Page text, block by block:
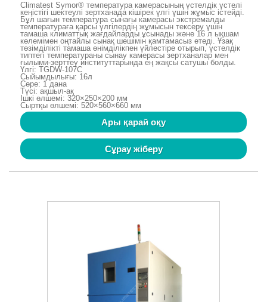
Climatest Symor® температура камерасының үстелдік үстелі
кеңістігі шектеулі зертханада кішірек үлгі үшін жұмыс істейді.
Бұл шағын температура сынағы камерасы экстремалды
температураға қарсы үлгілердің жұмысын тексеру үшін
тамаша климаттық жағдайларды ұсынады және 16 л ықшам
көлемімен оңтайлы сынақ шешімін қамтамасыз етеді. Ұзақ
төзімділікті тамаша өнімділікпен үйлестіре отырып, үстелдік
типтегі температураны сынау камерасы зертханалар мен
ғылыми-зерттеу институттарында ең жақсы сатушы болды.
Үлгі: TGDW-107C
Сыйымдылығы: 16л
Сөре: 1 дана
Түсі: ақшыл-ақ
Ішкі өлшемі: 320×250×200 мм
Сыртқы өлшемі: 520×560×660 мм
Ары қарай оқу
Сұрау жіберу